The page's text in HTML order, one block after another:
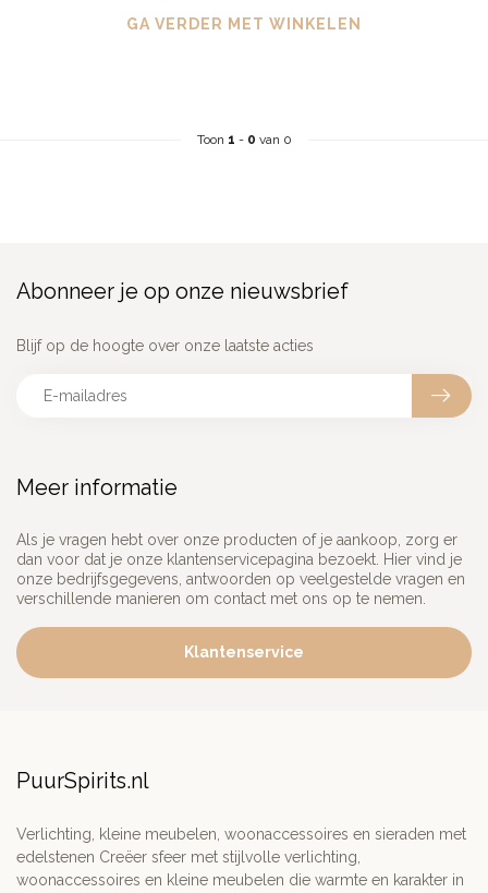
GA VERDER MET WINKELEN
Toon 1 - 0 van 0
Meer informatie
Als je vragen hebt over onze producten of je aankoop, zorg er
dan voor dat je onze klantenservicepagina bezoekt. Hier vind je
onze bedrijfsgegevens, antwoorden op veelgestelde vragen en
verschillende manieren om contact met ons op te nemen.
Klantenservice
Abonneer je op onze nieuwsbrief
Blijf op de hoogte over onze laatste acties
PuurSpirits.nl
Verlichting, kleine meubelen, woonaccessoires en sieraden met
edelstenen Creëer sfeer met stijlvolle verlichting,
woonaccessoires en kleine meubelen die warmte en karakter in